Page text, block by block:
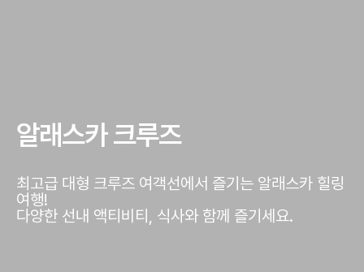
알래스카 크루즈
최고급 대형 크루즈 여객선에서 즐기는 알래스카 힐링
여행!
다양한 선내 액티비티, 식사와 함께 즐기세요.